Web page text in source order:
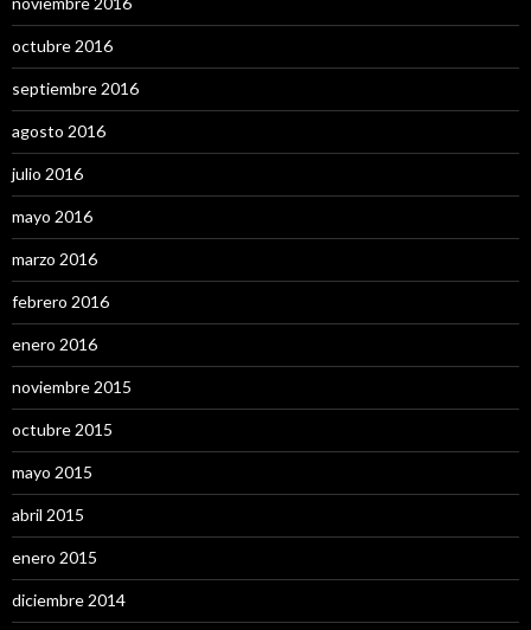
octubre 2016
septiembre 2016
agosto 2016
julio 2016
mayo 2016
marzo 2016
febrero 2016
enero 2016
noviembre 2015
octubre 2015
mayo 2015
abril 2015
enero 2015
diciembre 2014